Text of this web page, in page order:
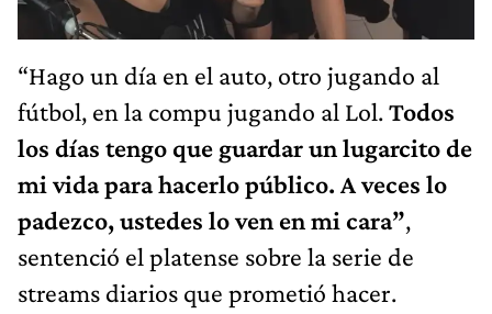
“Hago un día en el auto, otro jugando al
fútbol, en la compu jugando al Lol.Todos
los días tengo que guardar un lugarcito de
mi vida para hacerlo público. A veces lo
padezco, ustedes lo ven en mi cara”,
sentenció el platense sobre la serie de
streams diarios que prometió hacer.